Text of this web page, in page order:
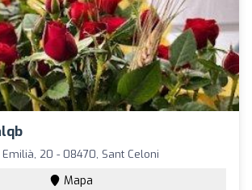
20 - 08470, Sant Celoni
Mapa